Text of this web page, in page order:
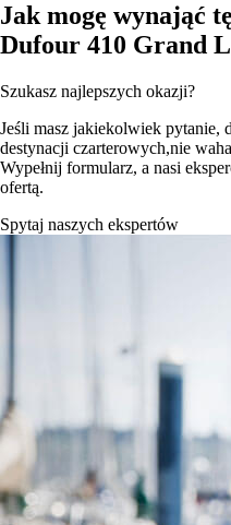
Jak mogę wynająć
Dufour 410 Grand
Szukasz najlepszych okazji?
Jeśli masz jakiekolwiek pytanie,
destynacji czarterowych,nie
Wypełnij formularz, a nasi
ofertą.
Spytaj naszych ekspertów